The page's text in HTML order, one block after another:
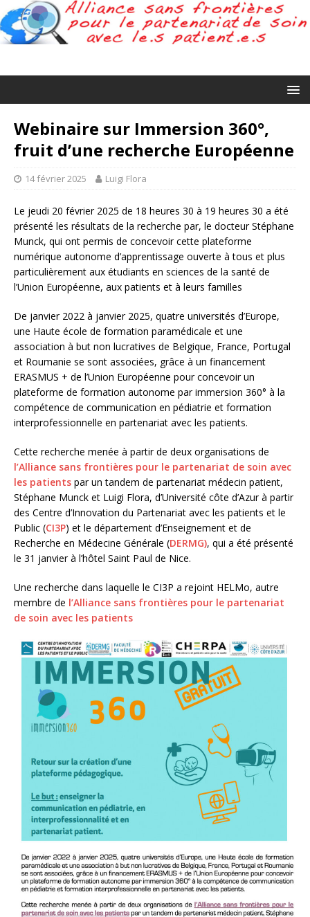
Webinaire sur Immersion 360°,
fruit d’une recherche Européenne
14 février 2025 Luigi Flora
Le jeudi 20 février 2025 de 18 heures 30 à 19 heures 30 a été
présenté les résultats de la recherche par, le docteur Stéphane
Munck, qui ont permis de concevoir cette plateforme
numérique autonome d’apprentissage ouverte à tous et plus
particulièrement aux étudiants en sciences de la santé de
l’Union Européenne, aux patients et à leurs familles
De janvier 2022 à janvier 2025, quatre universités d’Europe,
une Haute école de formation paramédicale et une
association à but non lucratives de Belgique, France, Portugal
et Roumanie se sont associées, grâce à un financement
ERASMUS + de l’Union Européenne pour concevoir un
plateforme de formation autonome par immersion 360° à la
compétence de communication en pédiatrie et formation
interprofessionnelle en partenariat avec les patients.
Cette recherche menée à partir de deux organisations de
l’Alliance sans frontières pour le partenariat de soin avec
les patients par un tandem de partenariat médecin patient,
Stéphane Munck et Luigi Flora, d’Université côte d’Azur à partir
des Centre d’Innovation du Partenariat avec les patients et le
Public (CI3P) et le département d’Enseignement et de
Recherche en Médecine Générale (DERMG), qui a été présenté
le 31 janvier à l’hôtel Saint Paul de Nice.
Une recherche dans laquelle le CI3P a rejoint HELMo, autre
membre de l’Alliance sans frontières pour le partenariat
de soin avec les patients